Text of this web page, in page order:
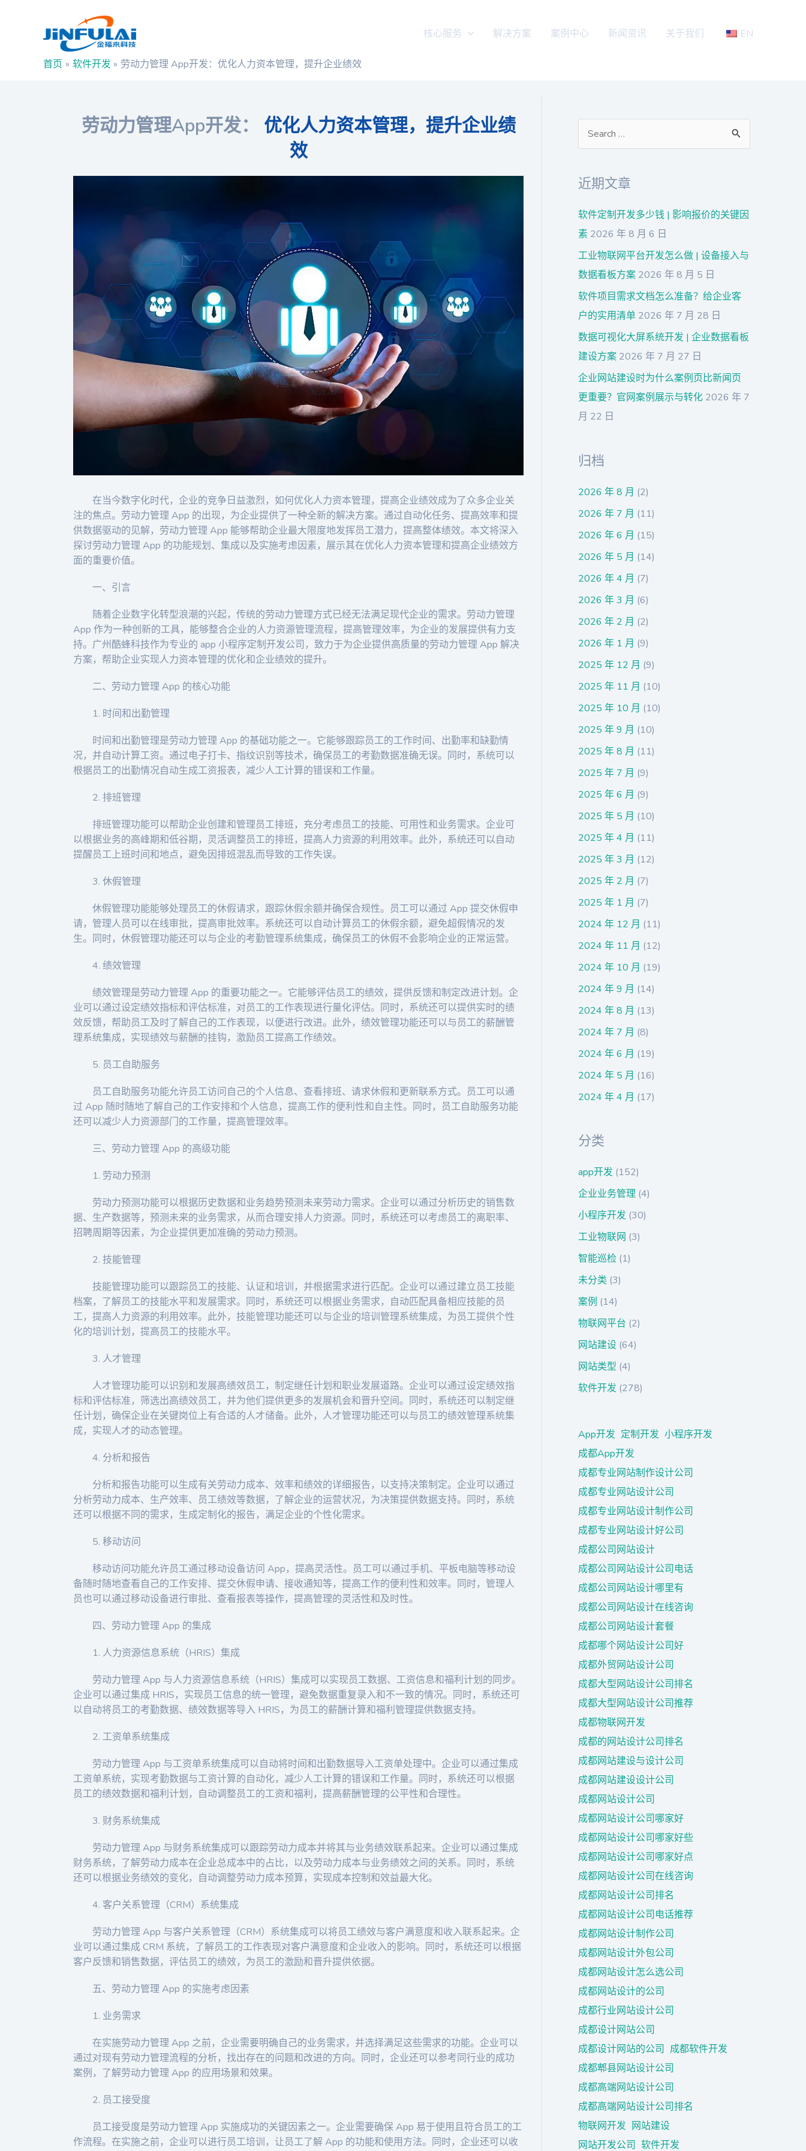
核心服务 解决方案 案例中心 新闻资讯 关于我们 EN
首页 软件开发 劳动力管理 App开发：优化人力资本管理，提升企业绩效
劳动力管理App开发：
优化人力资本管理，提升企业绩
效
在当今数字化时代，企业的竞争日益激烈，如何优化人力资本管理，提高企业绩效成为了众多企业关
注的焦点。劳动力管理 App 的出现，为企业提供了一种全新的解决方案。通过自动化任务、提高效率和提
供数据驱动的见解，劳动力管理 App 能够帮助企业最大限度地发挥员工潜力，提高整体绩效。本文将深入
探讨劳动力管理 App 的功能规划、集成以及实施考虑因素，展示其在优化人力资本管理和提高企业绩效方
面的重要价值。
一、引言
随着企业数字化转型浪潮的兴起，传统的劳动力管理方式已经无法满足现代企业的需求。劳动力管理
App 作为一种创新的工具，能够整合企业的人力资源管理流程，提高管理效率，为企业的发展提供有力支
持。广州酷蜂科技作为专业的 app 小程序定制开发公司，致力于为企业提供高质量的劳动力管理 App 解决
方案，帮助企业实现人力资本管理的优化和企业绩效的提升。
二、劳动力管理 App 的核心功能
1. 时间和出勤管理
时间和出勤管理是劳动力管理 App 的基础功能之一。它能够跟踪员工的工作时间、出勤率和缺勤情
况，并自动计算工资。通过电子打卡、指纹识别等技术，确保员工的考勤数据准确无误。同时，系统可以
根据员工的出勤情况自动生成工资报表，减少人工计算的错误和工作量。
2. 排班管理
排班管理功能可以帮助企业创建和管理员工排班，充分考虑员工的技能、可用性和业务需求。企业可
以根据业务的高峰期和低谷期，灵活调整员工的排班，提高人力资源的利用效率。此外，系统还可以自动
提醒员工上班时间和地点，避免因排班混乱而导致的工作失误。
3. 休假管理
休假管理功能能够处理员工的休假请求，跟踪休假余额并确保合规性。员工可以通过 App 提交休假申
请，管理人员可以在线审批，提高审批效率。系统还可以自动计算员工的休假余额，避免超假情况的发
生。同时，休假管理功能还可以与企业的考勤管理系统集成，确保员工的休假不会影响企业的正常运营。
4. 绩效管理
绩效管理是劳动力管理 App 的重要功能之一。它能够评估员工的绩效，提供反馈和制定改进计划。企
业可以通过设定绩效指标和评估标准，对员工的工作表现进行量化评估。同时，系统还可以提供实时的绩
效反馈，帮助员工及时了解自己的工作表现，以便进行改进。此外，绩效管理功能还可以与员工的薪酬管
理系统集成，实现绩效与薪酬的挂钩，激励员工提高工作绩效。
5. 员工自助服务
员工自助服务功能允许员工访问自己的个人信息、查看排班、请求休假和更新联系方式。员工可以通
过 App 随时随地了解自己的工作安排和个人信息，提高工作的便利性和自主性。同时，员工自助服务功能
还可以减少人力资源部门的工作量，提高管理效率。
三、劳动力管理 App 的高级功能
1. 劳动力预测
劳动力预测功能可以根据历史数据和业务趋势预测未来劳动力需求。企业可以通过分析历史的销售数
据、生产数据等，预测未来的业务需求，从而合理安排人力资源。同时，系统还可以考虑员工的离职率、
招聘周期等因素，为企业提供更加准确的劳动力预测。
2. 技能管理
技能管理功能可以跟踪员工的技能、认证和培训，并根据需求进行匹配。企业可以通过建立员工技能
档案，了解员工的技能水平和发展需求。同时，系统还可以根据业务需求，自动匹配具备相应技能的员
工，提高人力资源的利用效率。此外，技能管理功能还可以与企业的培训管理系统集成，为员工提供个性
化的培训计划，提高员工的技能水平。
3. 人才管理
人才管理功能可以识别和发展高绩效员工，制定继任计划和职业发展道路。企业可以通过设定绩效指
标和评估标准，筛选出高绩效员工，并为他们提供更多的发展机会和晋升空间。同时，系统还可以制定继
任计划，确保企业在关键岗位上有合适的人才储备。此外，人才管理功能还可以与员工的绩效管理系统集
成，实现人才的动态管理。
4. 分析和报告
分析和报告功能可以生成有关劳动力成本、效率和绩效的详细报告，以支持决策制定。企业可以通过
分析劳动力成本、生产效率、员工绩效等数据，了解企业的运营状况，为决策提供数据支持。同时，系统
还可以根据不同的需求，生成定制化的报告，满足企业的个性化需求。
5. 移动访问
移动访问功能允许员工通过移动设备访问 App，提高灵活性。员工可以通过手机、平板电脑等移动设
备随时随地查看自己的工作安排、提交休假申请、接收通知等，提高工作的便利性和效率。同时，管理人
员也可以通过移动设备进行审批、查看报表等操作，提高管理的灵活性和及时性。
四、劳动力管理 App 的集成
1. 人力资源信息系统（HRIS）集成
劳动力管理 App 与人力资源信息系统（HRIS）集成可以实现员工数据、工资信息和福利计划的同步。
企业可以通过集成 HRIS，实现员工信息的统一管理，避免数据重复录入和不一致的情况。同时，系统还可
以自动将员工的考勤数据、绩效数据等导入 HRIS，为员工的薪酬计算和福利管理提供数据支持。
2. 工资单系统集成
劳动力管理 App 与工资单系统集成可以自动将时间和出勤数据导入工资单处理中。企业可以通过集成
工资单系统，实现考勤数据与工资计算的自动化，减少人工计算的错误和工作量。同时，系统还可以根据
员工的绩效数据和福利计划，自动调整员工的工资和福利，提高薪酬管理的公平性和合理性。
3. 财务系统集成
劳动力管理 App 与财务系统集成可以跟踪劳动力成本并将其与业务绩效联系起来。企业可以通过集成
财务系统，了解劳动力成本在企业总成本中的占比，以及劳动力成本与业务绩效之间的关系。同时，系统
还可以根据业务绩效的变化，自动调整劳动力成本预算，实现成本控制和效益最大化。
4. 客户关系管理（CRM）系统集成
劳动力管理 App 与客户关系管理（CRM）系统集成可以将员工绩效与客户满意度和收入联系起来。企
业可以通过集成 CRM 系统，了解员工的工作表现对客户满意度和企业收入的影响。同时，系统还可以根据
客户反馈和销售数据，评估员工的绩效，为员工的激励和晋升提供依据。
五、劳动力管理 App 的实施考虑因素
1. 业务需求
在实施劳动力管理 App 之前，企业需要明确自己的业务需求，并选择满足这些需求的功能。企业可以
通过对现有劳动力管理流程的分析，找出存在的问题和改进的方向。同时，企业还可以参考同行业的成功
案例，了解劳动力管理 App 的应用场景和效果。
2. 员工接受度
员工接受度是劳动力管理 App 实施成功的关键因素之一。企业需要确保 App 易于使用且符合员工的工
作流程。在实施之前，企业可以进行员工培训，让员工了解 App 的功能和使用方法。同时，企业还可以收
navigation
：
近期文章
软件定制开发多少钱 | 影响报价的关键因
素 2026 年 8 月 6 日
工业物联网平台开发怎么做 | 设备接入与
数据看板方案 2026 年 8 月 5 日
软件项目需求文档怎么准备？给企业客
户的实用清单 2026 年 7 月 28 日
数据可视化大屏系统开发 | 企业数据看板
建设方案 2026 年 7 月 27 日
企业网站建设时为什么案例页比新闻页
更重要？官网案例展示与转化 2026 年 7
月 22 日
归档
2026 年 8 月 (2)
2026 年 7 月 (11)
2026 年 6 月 (15)
2026 年 5 月 (14)
2026 年 4 月 (7)
2026 年 3 月 (6)
2026 年 2 月 (2)
2026 年 1 月 (9)
2025 年 12 月 (9)
2025 年 11 月 (10)
2025 年 10 月 (10)
2025 年 9 月 (10)
2025 年 8 月 (11)
2025 年 7 月 (9)
2025 年 6 月 (9)
2025 年 5 月 (10)
2025 年 4 月 (11)
2025 年 3 月 (12)
2025 年 2 月 (7)
2025 年 1 月 (7)
2024 年 12 月 (11)
2024 年 11 月 (12)
2024 年 10 月 (19)
2024 年 9 月 (14)
2024 年 8 月 (13)
2024 年 7 月 (8)
2024 年 6 月 (19)
2024 年 5 月 (16)
2024 年 4 月 (17)
分类
app开发 (152)
企业业务管理 (4)
小程序开发 (30)
工业物联网 (3)
智能巡检 (1)
未分类 (3)
案例 (14)
物联网平台 (2)
网站建设 (64)
网站类型 (4)
软件开发 (278)
App开发 定制开发 小程序开发
成都App开发
成都专业网站制作设计公司
成都专业网站设计公司
成都专业网站设计制作公司
成都专业网站设计好公司
成都公司网站设计
成都公司网站设计公司电话
成都公司网站设计哪里有
成都公司网站设计在线咨询
成都公司网站设计套餐
成都哪个网站设计公司好
成都外贸网站设计公司
成都大型网站设计公司排名
成都大型网站设计公司推荐
成都物联网开发
成都的网站设计公司排名
成都网站建设与设计公司
成都网站建设设计公司
成都网站设计公司
成都网站设计公司哪家好
成都网站设计公司哪家好些
成都网站设计公司哪家好点
成都网站设计公司在线咨询
成都网站设计公司排名
成都网站设计公司电话推荐
成都网站设计制作公司
成都网站设计外包公司
成都网站设计怎么选公司
成都网站设计的公司
成都行业网站设计公司
成都设计网站公司
成都设计网站的公司 成都软件开发
成都郫县网站设计公司
成都高端网站设计公司
成都高端网站设计公司排名
物联网开发 网站建设
网站开发公司 软件开发